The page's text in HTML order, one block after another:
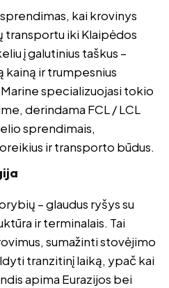
kai krovinys
transportu iki Klaipėdos
į galutinius taškus –
ir trumpesnius
specializuojasi tokio
derindama FCL / LCL
sprendimais,
ir transporto būdus.
– glaudus ryšys su
ir terminalais. Tai
sumažinti stovėjimo
tranzitinį laiką, ypač kai
apima Eurazijos bei